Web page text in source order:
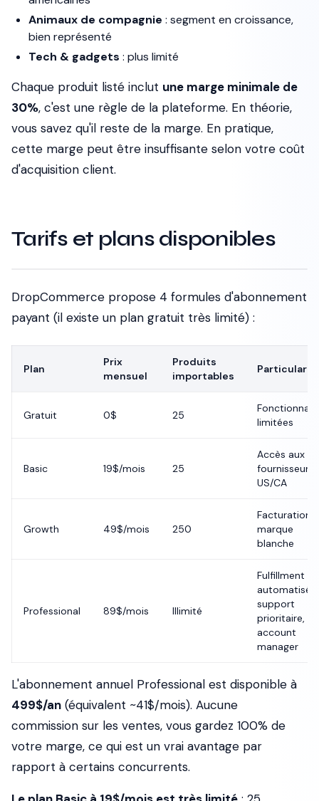
Animaux de compagnie : segment en croissance,
bien représenté
Tech & gadgets : plus limité
Chaque produit listé inclut une marge minimale de
30%, c'est une règle de la plateforme. En théorie,
vous savez qu'il reste de la marge. En pratique,
cette marge peut être insuffisante selon votre coût
d'acquisition client.
Tarifs et plans disponibles
DropCommerce propose 4 formules d'abonnement
payant (il existe un plan gratuit très limité) :
Plan
Prix
mensuel
Produits
importables
Gratuit 0$ 25
limitées
Basic 19$/mois 25
Accès aux
fournisseurs
US/CA
Growth 49$/mois 250
Facturation
marque
blanche
Professional 89$/mois Illimité
Fulfillment
automatisé,
support
prioritaire,
account
manager
L'abonnement annuel Professional est disponible à
499$/an (équivalent ~41$/mois). Aucune
commission sur les ventes, vous gardez 100% de
votre marge, ce qui est un vrai avantage par
rapport à certains concurrents.